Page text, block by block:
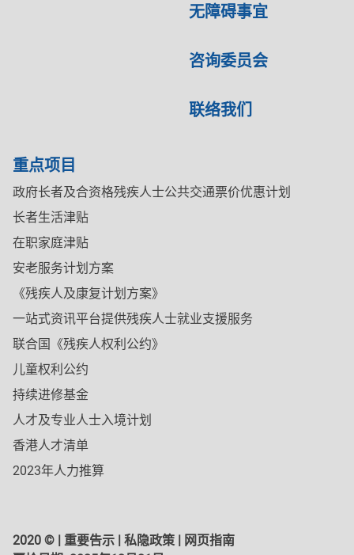
无障碍事宜
咨询委员会
联络我们
重点项目
政府长者及合资格残疾人士公共交通票价优惠计划
长者生活津贴
在职家庭津贴
安老服务计划方案
《残疾人及康复计划方案》
一站式资讯平台提供残疾人士就业支援服务
联合国《残疾人权利公约》
儿童权利公约
持续进修基金
人才及专业人士入境计划
香港人才清单
2023年人力推算
2020 © | 重要告示 私隐政策
网页指南